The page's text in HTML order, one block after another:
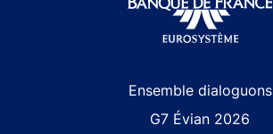
Ensemble dialoguons
G7 Évian 2026